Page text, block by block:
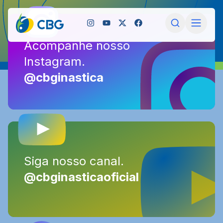
Acompanhe nosso
Instagram.
@cbginastica
Acompanhe nosso
Instagram.
@cbginastica
Siga nosso canal.
@cbginasticaoficial
Siga nosso canal.
@cbginasticaoficial